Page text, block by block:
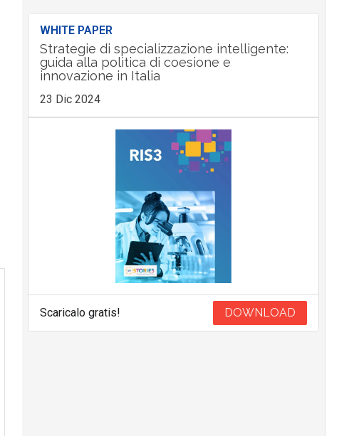
WHITE PAPER
Strategie di specializzazione intelligente:
guida alla politica di coesione e
innovazione in Italia
23 Dic 2024
Scaricalo gratis! DOWNLOAD